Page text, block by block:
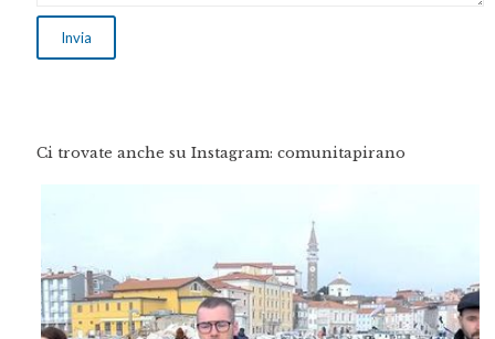
Ci trovate anche su Instagram: comunitapirano